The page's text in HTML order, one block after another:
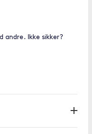
andre. Ikke sikker?